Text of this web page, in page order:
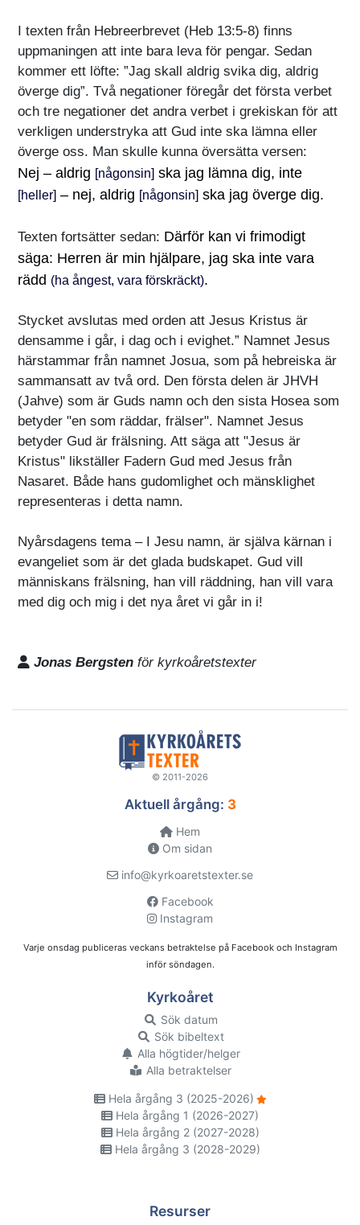
I texten från Hebreerbrevet (Heb 13:5-8) finns
uppmaningen att inte bara leva för pengar. Sedan
kommer ett löfte: ”Jag skall aldrig svika dig, aldrig
överge dig”. Två negationer föregår det första verbet
och tre negationer det andra verbet i grekiskan för att
verkligen understryka att Gud inte ska lämna eller
överge oss. Man skulle kunna översätta versen:
Nej – aldrig [någonsin] ska jag lämna dig, inte
[heller] – nej, aldrig [någonsin] ska jag överge dig.
Texten fortsätter sedan: Därför kan vi frimodigt
säga: Herren är min hjälpare, jag ska inte vara
rädd (ha ångest, vara förskräckt).
Stycket avslutas med orden att Jesus Kristus är
densamme i går, i dag och i evighet.” Namnet Jesus
härstammar från namnet Josua, som på hebreiska är
sammansatt av två ord. Den första delen är JHVH
(Jahve) som är Guds namn och den sista Hosea som
betyder "en som räddar, frälser". Namnet Jesus
betyder Gud är frälsning. Att säga att "Jesus är
Kristus" likställer Fadern Gud med Jesus från
Nasaret. Både hans gudomlighet och mänsklighet
representeras i detta namn.
Nyårsdagens tema – I Jesu namn, är själva kärnan i
evangeliet som är det glada budskapet. Gud vill
människans frälsning, han vill räddning, han vill vara
med dig och mig i det nya året vi går in i!
Jonas Bergsten för kyrkoåretstexter
© 2011-2026
Aktuell årgång: 3
Hem
Om sidan
info@kyrkoaretstexter.se
Facebook
Instagram
Varje onsdag publiceras veckans betraktelse på Facebook och Instagram
inför söndagen.
Kyrkoåret
Sök datum
Sök bibeltext
Alla högtider/helger
Alla betraktelser
Hela årgång 3 (2025-2026)
Hela årgång 1 (2026-2027)
Hela årgång 2 (2027-2028)
Hela årgång 3 (2028-2029)
Resurser